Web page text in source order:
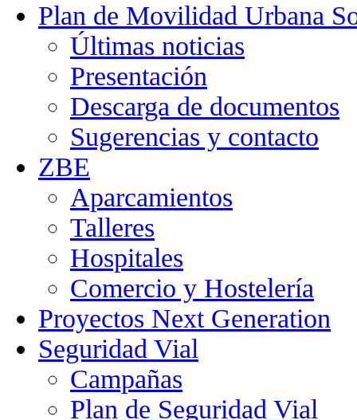
Plan de Movilidad Urbana
Últimas noticias
Presentación
Descarga de documentos
Sugerencias y contacto
ZBE
Aparcamientos
Talleres
Hospitales
Comercio y Hostelería
Proyectos Next Generation
Seguridad Vial
Campañas
Plan de Seguridad Vial